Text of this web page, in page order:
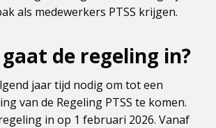
als medewerkers PTSS krijgen.
de regeling in?
jaar tijd nodig om tot een
van de Regeling PTSS te komen.
in op 1 februari 2026. Vanaf